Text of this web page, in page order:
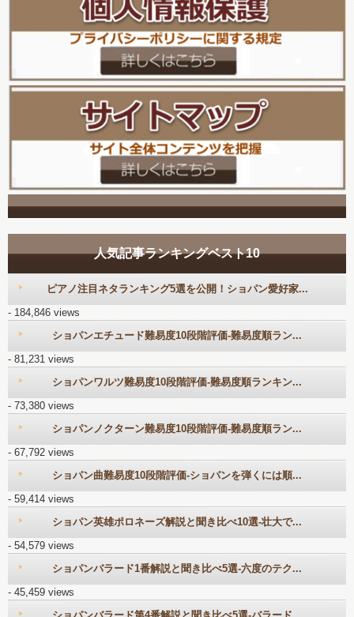
人気記事ランキングベスト10
ピアノ注目ネタランキング5選を公開！ショパン愛好家...
- 184,846 views
ショパンエチュード難易度10段階評価-難易度順ラン...
- 81,231 views
ショパンワルツ難易度10段階評価-難易度順ランキン...
- 73,380 views
ショパンノクターン難易度10段階評価-難易度順ラン...
- 67,792 views
ショパン曲難易度10段階評価-ショパンを弾くには順...
- 59,414 views
ショパン英雄ポロネーズ解説と聞き比べ10選-壮大で...
- 54,579 views
ショパンバラード1番解説と聞き比べ5選-六度のテク...
- 45,459 views